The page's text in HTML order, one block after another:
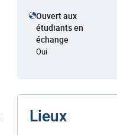
Ouvert aux
étudiants en
échange
Oui
Lieux